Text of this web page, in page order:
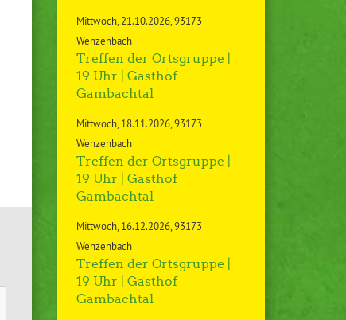
Mittwoch 21.10.2026 93173
Wenzenbach
Treffen der Ortsgruppe |
19 Uhr | Gasthof
Gambachtal
Mittwoch 18.11.2026 93173
Wenzenbach
Treffen der Ortsgruppe |
19 Uhr | Gasthof
Gambachtal
Mittwoch 16.12.2026 93173
Wenzenbach
Treffen der Ortsgruppe |
19 Uhr | Gasthof
Gambachtal